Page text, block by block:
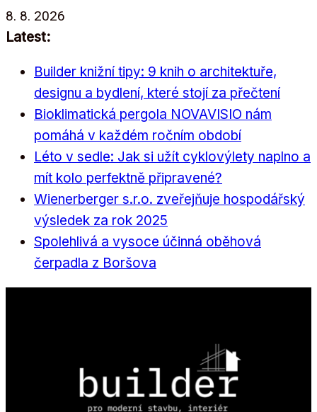
Přeskočit
na
8. 8. 2026
Latest:
Builder knižní tipy: 9 knih o architektuře,
designu a bydlení, které stojí za přečtení
Bioklimatická pergola NOVAVISIO nám
pomáhá v každém ročním období
Léto v sedle: Jak si užít cyklovýlety naplno a
mít kolo perfektně připravené?
Wienerberger s.r.o. zveřejňuje hospodářský
výsledek za rok 2025
Spolehlivá a vysoce účinná oběhová
čerpadla z Boršova